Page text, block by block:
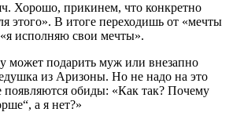
Хорошо, прикинем, что конкретно
этого». В итоге переходишь от «мечты
исполняю свои мечты».
может подарить муж или внезапно
из Аризоны. Но не надо на это
появляются обиды: «Как так? Почему
а я нет?»